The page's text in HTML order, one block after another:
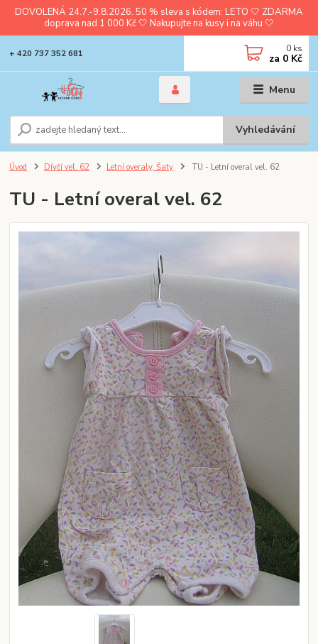
DOVOLENÁ 24.7.-9.8.2026. 50 % sleva s kódem: LETO 🤍 ZDARMA
doprava nad 1 000 Kč 🤍 Nakupujte na kusy i na váhu 🤍
Menu
Vyhledávání
+ 420 737 352 681 0 ks
za 0 Kč
Úvod Dívčí vel. 62 Letní overaly, Šaty TU - Letní overal vel. 62
TU - Letní overal vel. 62